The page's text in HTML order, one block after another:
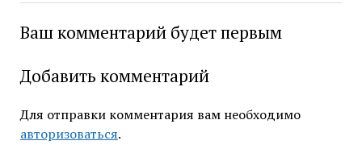
Ваш комментарий будет первым
Добавить комментарий
Для отправки комментария вам необходимо
авторизоваться.